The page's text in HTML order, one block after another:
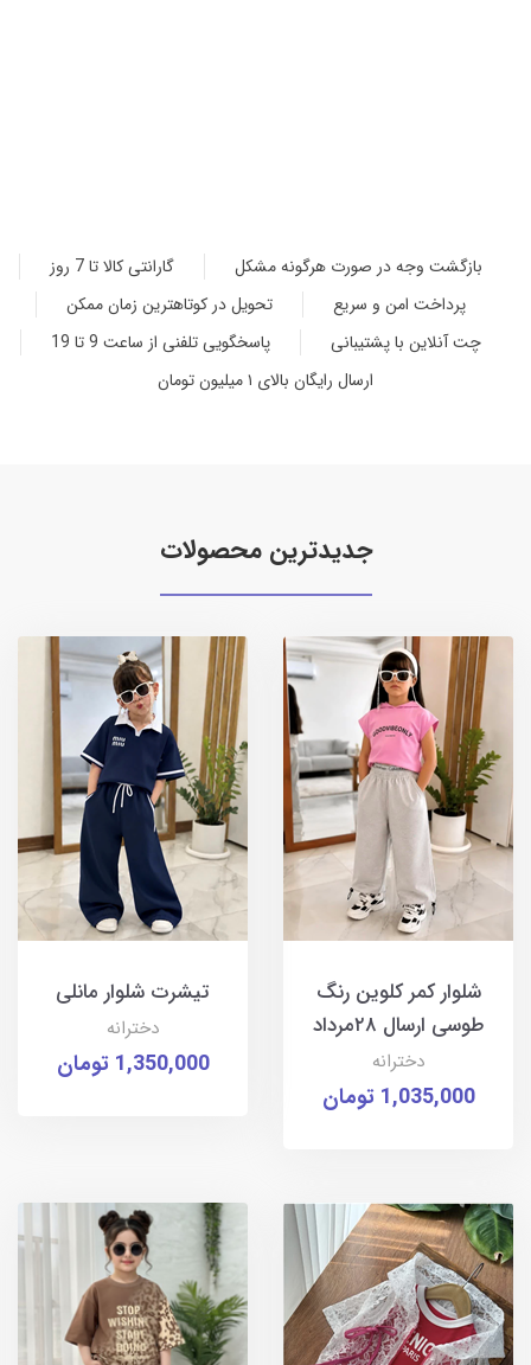
بازگشت وجه در صورت هرگونه مشکل
گارانتی کالا تا 7 روز
پرداخت امن و سریع
تحویل در کوتاهترین زمان ممکن
چت آنلاین با پشتیبانی
پاسخگویی تلفنی از ساعت 9 تا 19
ارسال رایگان بالای ۱ میلیون تومان
جدیدترین محصولات
شلوار کمر کلوین رنگ
طوسی ارسال ۲۸مرداد
دخترانه
1,035,000 تومان
تیشرت شلوار مانلی
دخترانه
1,350,000 تومان